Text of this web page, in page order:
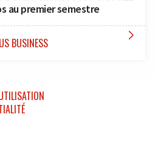
au premier semestre
BUSINESS 